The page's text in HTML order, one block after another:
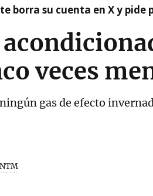
borra su cuenta en X y pide
veces
gas de efecto
NTM